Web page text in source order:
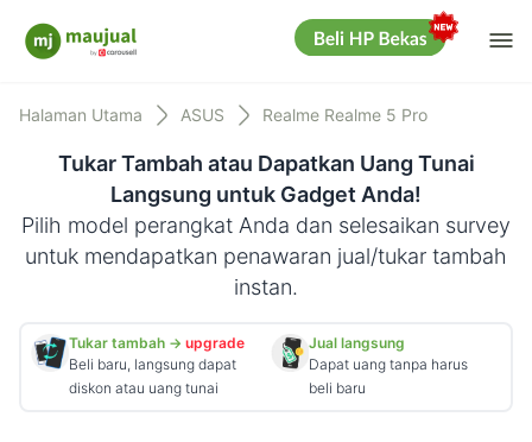
Maujual
Halaman Utama ASUS Realme Realme 5 Pro
Tukar Tambah atau Dapatkan Uang Tunai
Langsung untuk Gadget Anda!
Pilih model perangkat Anda dan selesaikan survey
untuk mendapatkan penawaran jual/tukar tambah
instan.
Tukar tambah → upgrade
Beli baru, langsung dapat
diskon atau uang tunai
Jual langsung
Dapat uang tanpa harus
beli baru